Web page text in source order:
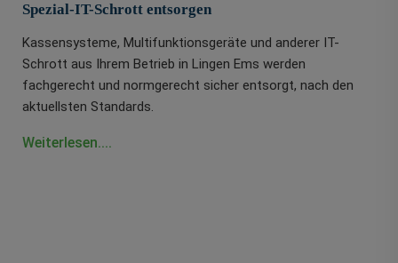
Spezial-IT-Schrott entsorgen
Kassensysteme, Multifunktionsgeräte und anderer IT-
Schrott aus Ihrem Betrieb in Lingen Ems werden
fachgerecht und normgerecht sicher entsorgt, nach den
aktuellsten Standards.
Weiterlesen....